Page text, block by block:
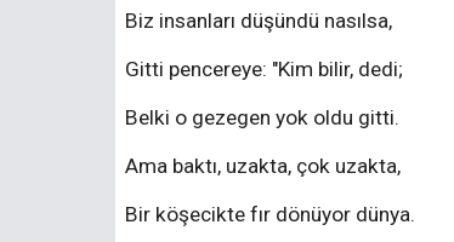
Biz insanları düşündü nasılsa,
Gitti pencereye: "Kim bilir, dedi;
Belki o gezegen yok oldu gitti.
Ama baktı, uzakta, çok uzakta,
Bir köşecikte fır dönüyor dünya.